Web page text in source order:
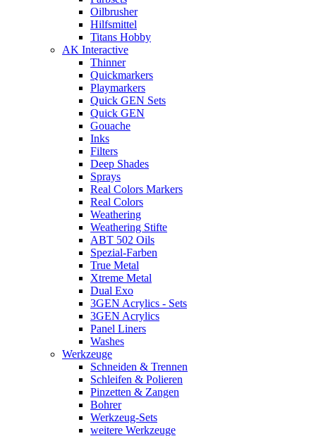
Oilbrusher
Hilfsmittel
Titans Hobby
AK Interactive
Thinner
Quickmarkers
Playmarkers
Quick GEN Sets
Quick GEN
Gouache
Inks
Filters
Deep Shades
Sprays
Real Colors Markers
Real Colors
Weathering
Weathering Stifte
ABT 502 Oils
Spezial-Farben
True Metal
Xtreme Metal
Dual Exo
3GEN Acrylics - Sets
3GEN Acrylics
Panel Liners
Washes
Werkzeuge
Schneiden & Trennen
Schleifen & Polieren
Pinzetten & Zangen
Bohrer
Werkzeug-Sets
weitere Werkzeuge